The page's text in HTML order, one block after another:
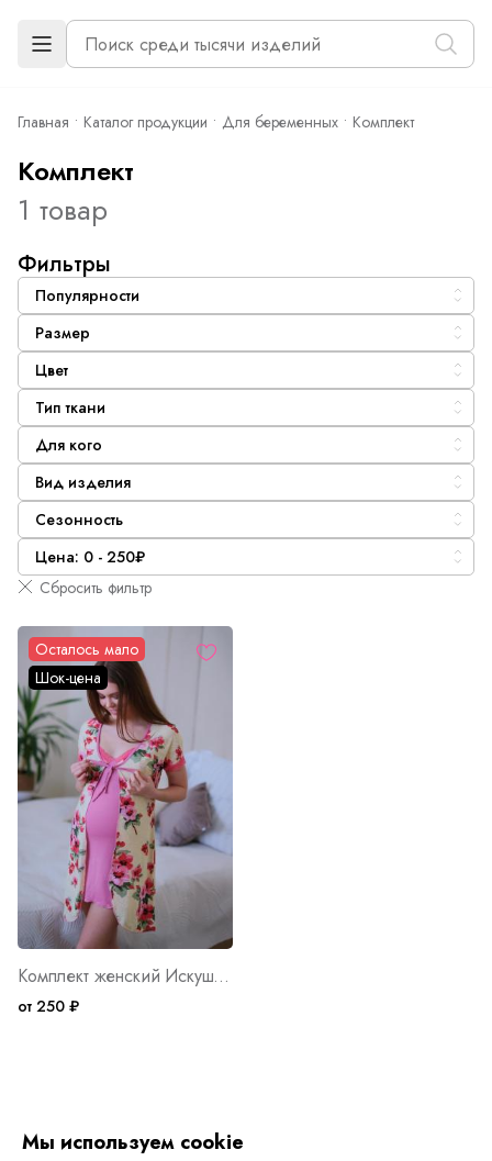
Главная Каталог продукции Для беременных Комплект
Комплект
1 товар
Фильтры
Популярности
Размер
Цвет
Тип ткани
Для кого
Вид изделия
Сезонность
Цена: 0 - 250₽
Сбросить фильтр
Осталось мало
Шок-цена
Комплект женский Искушение Арт. 1611
от 250 ₽
Мы используем cookie